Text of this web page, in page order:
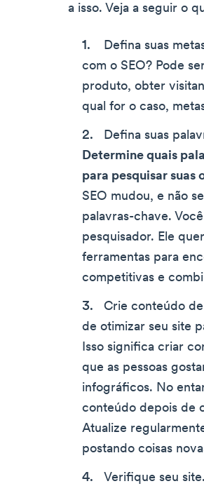
a isso. Veja a seguir o
Defina suas
com o SEO? Pode
produto, obter
qual for o caso,
Defina suas
Determine quais
para pesquisar suas
SEO mudou, e não
palavras-chave.
pesquisador. Ele
ferramentas para
competitivas e
Crie conteúdo
de otimizar seu site
Isso significa criar
que as pessoas
infográficos. No
conteúdo depois de
Atualize
postando coisas
Verifique seu